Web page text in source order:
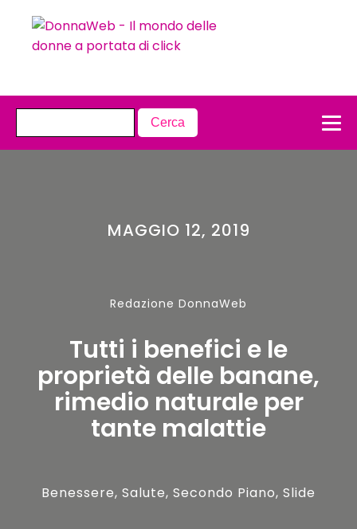
MAGGIO 12, 2019
Redazione DonnaWeb
Tutti i benefici e le
proprietà delle banane,
rimedio naturale per
tante malattie
Benessere, Salute, Secondo Piano, Slide